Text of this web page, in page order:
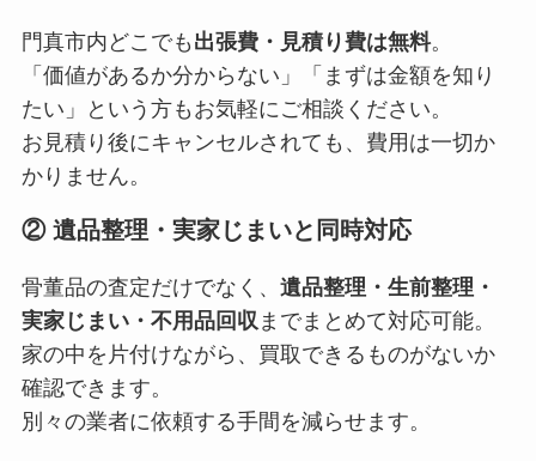
門真市内どこでも 出張費・見積り費は無料。
「価値があるか分からない」「まずは金額を知り
たい」という方もお気軽にご相談ください。
お見積り後にキャンセルされても、費用は一切か
かりません。
② 遺品整理・実家じまいと同時対応
骨董品の査定だけでなく、 遺品整理・生前整理・
実家じまい・不用品回収 までまとめて対応可能。
家の中を片付けながら、買取できるものがないか
確認できます。
別々の業者に依頼する手間を減らせます。